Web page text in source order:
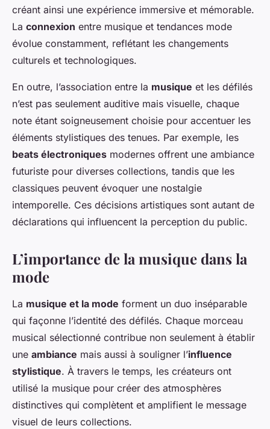
créant ainsi une expérience immersive et mémorable.
La connexion entre musique et tendances mode
évolue constamment, reflétant les changements
culturels et technologiques.
En outre, l’association entre la musique et les défilés
n’est pas seulement auditive mais visuelle, chaque
note étant soigneusement choisie pour accentuer les
éléments stylistiques des tenues. Par exemple, les
beats électroniques modernes offrent une ambiance
futuriste pour diverses collections, tandis que les
classiques peuvent évoquer une nostalgie
intemporelle. Ces décisions artistiques sont autant de
déclarations qui influencent la perception du public.
L’importance de la musique dans la
mode
La musique et la mode forment un duo inséparable
qui façonne l’identité des défilés. Chaque morceau
musical sélectionné contribue non seulement à établir
une ambiance mais aussi à souligner l’influence
stylistique. À travers le temps, les créateurs ont
utilisé la musique pour créer des atmosphères
distinctives qui complètent et amplifient le message
visuel de leurs collections.